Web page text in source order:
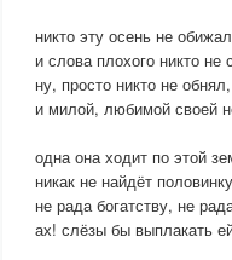
никто эту осень не
и слова плохого никто не
ну, просто никто не
и милой, любимой своей
одна она ходит по этой
никак не найдёт
не рада богатству, не
ах! слёзы бы выплакать